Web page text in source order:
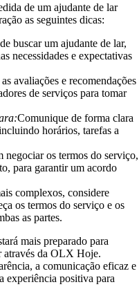
de um ajudante de lar
as seguintes dicas:
buscar um ajudante de lar,
necessidades e expectativas
avaliações e recomendações
de serviços para tomar
Comunique de forma clara
horários, tarefas a
negociar os termos do serviço,
para garantir um acordo
complexos, considere
os termos do serviço e os
as partes.
mais preparado para
através da OLX Hoje.
a comunicação eficaz e
experiência positiva para